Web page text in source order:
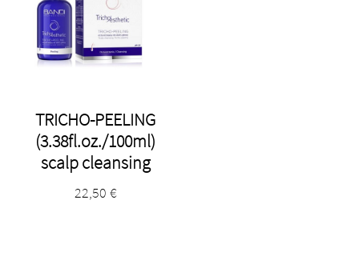
TRICHO-PEELING
(3.38fl.oz./100ml)
scalp cleansing
22,50 €